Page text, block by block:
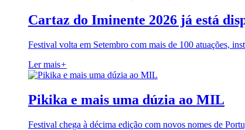
Cartaz do Iminente 2026 já está
Festival volta em Setembro com mais de 100 atuações,
Ler mais+
Pikika e mais uma dúzia ao MIL
Festival chega à décima edição com novos nomes de